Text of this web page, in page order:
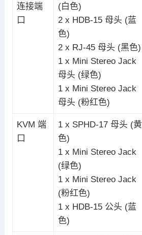
连接端
口
(白色)
2 x HDB-15 母头 (蓝
色)
2 x RJ-45 母头 (黑色)
1 x Mini Stereo Jack
母头 (绿色)
1 x Mini Stereo Jack
母头 (粉红色)
KVM 端
口
1 x SPHD-17 母头 (黄
色)
1 x Mini Stereo Jack
(绿色)
1 x Mini Stereo Jack
(粉红色)
1 x HDB-15 公头 (蓝
色)